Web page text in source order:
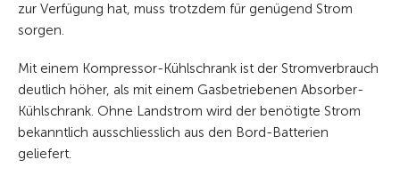
zur Verfügung hat, muss trotzdem für genügend Strom
sorgen.
Mit einem Kompressor-Kühlschrank ist der Stromverbrauch
deutlich höher, als mit einem Gasbetriebenen Absorber-
Kühlschrank. Ohne Landstrom wird der benötigte Strom
bekanntlich ausschliesslich aus den Bord-Batterien
geliefert.